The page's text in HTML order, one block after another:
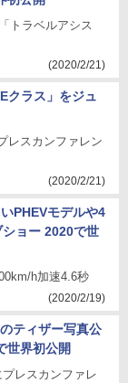
トラベルアシス
(2020/2/21)
クラス」をジュ
レスカンファレン
(2020/2/21)
PHEVモデルや4
ョー 2020で世
h加速4.6秒
(2020/2/19)
ティザー写真公
世界初公開
レスカンファレ